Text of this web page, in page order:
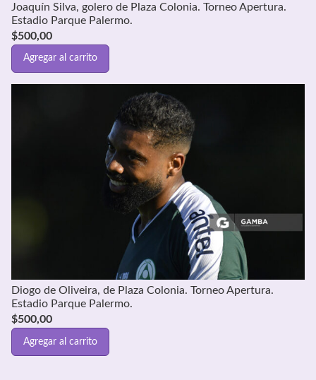
Joaquín Silva, golero de Plaza Colonia. Torneo Apertura.
Estadio Parque Palermo.
$500,00
Agregar al carrito
Diogo de Oliveira, de Plaza Colonia. Torneo Apertura.
Estadio Parque Palermo.
$500,00
Agregar al carrito